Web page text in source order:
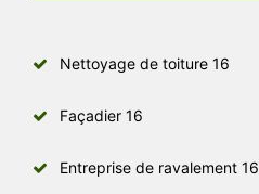
Nettoyage de toiture 16
Façadier 16
Entreprise de ravalement 16